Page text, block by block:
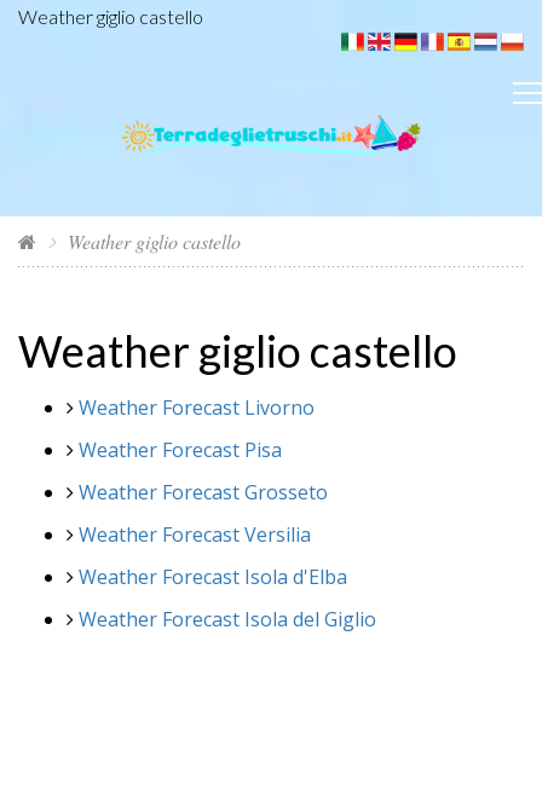
Weather giglio castello
Weather giglio castello
Weather giglio castello
Weather Forecast Livorno
Weather Forecast Pisa
Weather Forecast Grosseto
Weather Forecast Versilia
Weather Forecast Isola d'Elba
Weather Forecast Isola del Giglio